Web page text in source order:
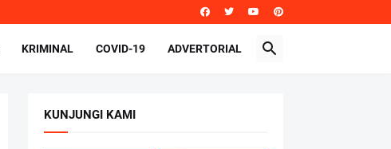
KRIMINAL COVID-19 ADVERTORIAL
KUNJUNGI KAMI